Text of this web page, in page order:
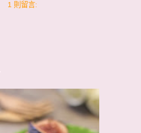
1 則留言: